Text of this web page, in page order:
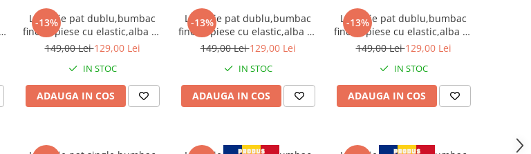
-13%
Lenjerie pat dublu,bumbac
finet,6 piese cu elastic,alba cu
pene-A592
149,00 Lei129,00 Lei
IN STOC
ADAUGA IN COS
-13%
Lenjerie pat dublu,bumbac
finet,6 piese cu elastic,alba cu
triunghiuri-A593
149,00 Lei129,00 Lei
IN STOC
ADAUGA IN COS
-13%
Lenjerie pat dublu,bumbac
finet,6 piese cu elastic,alba cu
flori si gene-A595
149,00 Lei129,00 Lei
IN STOC
ADAUGA IN COS